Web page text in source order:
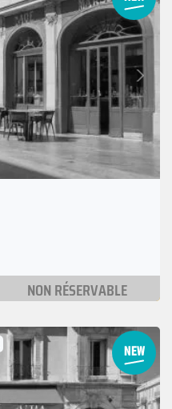
Suivant
NON RÉSERVABLE